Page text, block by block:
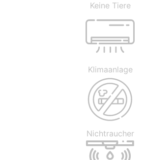
Keine Tiere
Klimaanlage
Nichtraucher